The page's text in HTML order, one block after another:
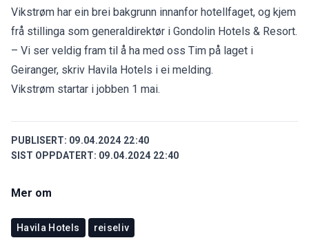
Vikstrøm har ein brei bakgrunn innanfor hotellfaget, og kjem
frå stillinga som generaldirektør i Gondolin Hotels & Resort.
– Vi ser veldig fram til å ha med oss Tim på laget i
Geiranger, skriv Havila Hotels i ei melding.
Vikstrøm startar i jobben 1 mai.
PUBLISERT: 09.04.2024 22:40
SIST OPPDATERT: 09.04.2024 22:40
Mer om
Havila Hotels reiseliv